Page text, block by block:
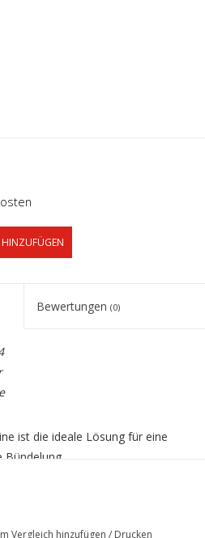
Bewertungen (0)
ist die ideale Lösung für eine
Bündelung
Vergleich hinzufügen / Drucken